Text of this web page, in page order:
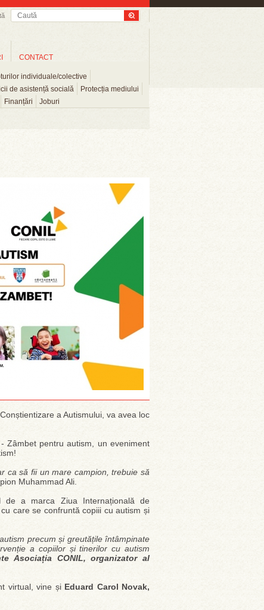
individuale/colective
de asistență socială
Protecția mediului
Finanțări Joburi
CONTACT
a Autismului, va avea loc
Zâmbet pentru autism, un eveniment
ca să fii un mare campion, trebuie să
Muhammad Ali.
de a marca Ziua Internațională de
care se confruntă copiii cu autism și
precum și greutățile întâmpinate
a copiilor și tinerilor cu autism
Asociația CONIL, organizator al
virtual, vine și Eduard Carol Novak,